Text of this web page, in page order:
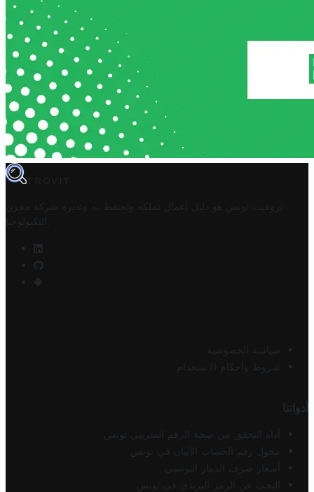
TROVIT
تروفيت تونس هو دليل أعمال تملكه وتحتفظ به وتديره
شركة مخزن
التكنولوجيا
سياسة الخصوصية
شروط وأحكام الاستخدام
أدواتنا
أداة التحقق من صحة الرقم الضريبي تونس
محول رقم الحساب الآيبان في تونس
أسعار صرف الدينار التونسي
البحث عن الرمز البريدي في تونس